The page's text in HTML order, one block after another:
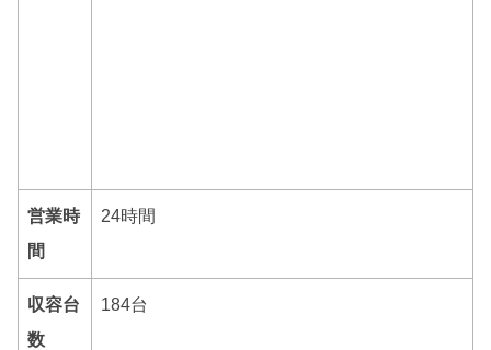
営業時
間
24時間
収容台
数
184台